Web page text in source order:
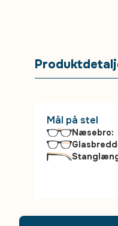
Mål på stel
Næsebro: